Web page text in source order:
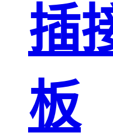
插
板